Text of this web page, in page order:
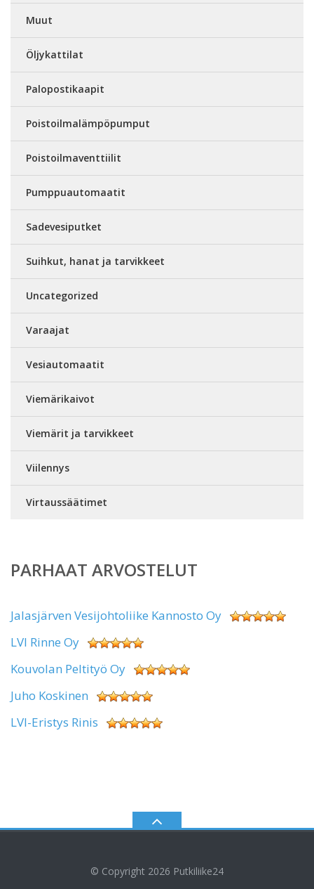
Muut
Öljykattilat
Palopostikaapit
Poistoilmalämpöpumput
Poistoilmaventtiilit
Pumppuautomaatit
Sadevesiputket
Suihkut, hanat ja tarvikkeet
Uncategorized
Varaajat
Vesiautomaatit
Viemärikaivot
Viemärit ja tarvikkeet
Viilennys
Virtaussäätimet
PARHAAT ARVOSTELUT
Jalasjärven Vesijohtoliike Kannosto Oy
LVI Rinne Oy
Kouvolan Peltityö Oy
Juho Koskinen
LVI-Eristys Rinis
© Copyright 2026 Putkiliike24